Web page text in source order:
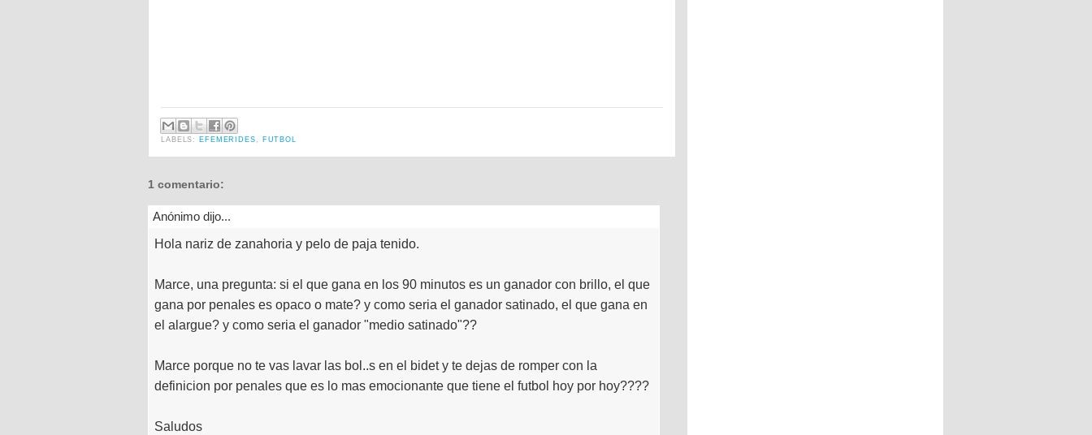
LABELS: EFEMERIDES FUTBOL
1 comentario:
Anónimo dijo...
Hola nariz de zanahoria y pelo de paja tenido.
Marce, una pregunta: si el que gana en los 90 minutos es un ganador con brillo, el que
gana por penales es opaco o mate? y como seria el ganador satinado, el que gana en
el alargue? y como seria el ganador "medio satinado"??
Marce porque no te vas lavar las bol..s en el bidet y te dejas de romper con la
definicion por penales que es lo mas emocionante que tiene el futbol hoy por hoy????
Saludos